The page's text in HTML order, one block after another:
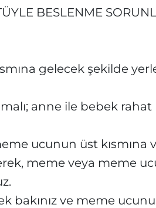
BESLENME
gelecek şekilde
anne ile bebek
ucunun üst kısmına
meme veya meme
bakınız ve meme